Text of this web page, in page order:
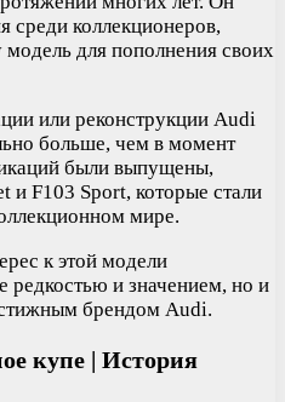
среди коллекционеров,
для пополнения своих
или реконструкции Audi
больше, чем в момент
были выпущены,
F103 Sport, которые стали
мире.
к этой модели
редкостью и значением, но и
брендом Audi.
купе | История